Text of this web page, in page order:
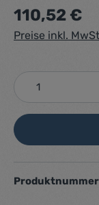
Regulärer Preis:
110,52 €
Preise inkl.
Produkt